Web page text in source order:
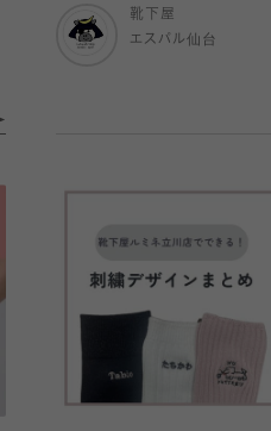
靴下屋
エスパル仙台